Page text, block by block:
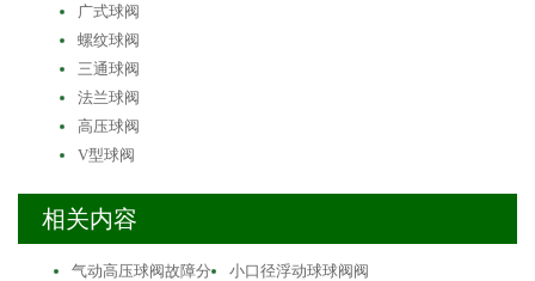
广式球阀
螺纹球阀
三通球阀
法兰球阀
高压球阀
V型球阀
相关内容
气动高压球阀故障分
小口径浮动球球阀阀